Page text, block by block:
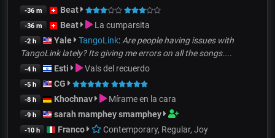
-36 m Beat
-36 m Beat La cumparsita
-2 h Yale TangoLink: Are people having issues with
TangoLink lately? Its giving me errors on all the songs....
-4 h Esti Vals del recuerdo
-5 h CG
-8 h Khochnav Mírame en la cara
-9 h sarah mamphey smamphey
-10 h Franco Contemporary, Regular, Joy